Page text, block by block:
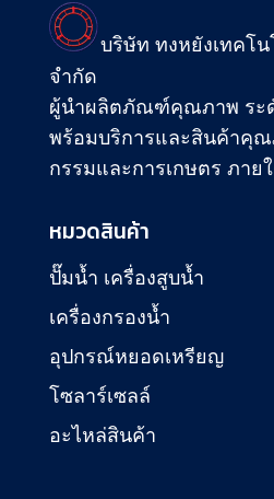
บริษัท ทงหยังเทคโน
จำกัด
ผู้นำผลิตภัณฑ์คุณภาพ ระ
พร้อมบริการและสินค้าคุ
กรรมและการเกษตร ภา
หมวดสินค้า
ปั๊มน้ำ เครื่องสูบน้ำ
เครื่องกรองน้ำ
อุปกรณ์หยอดเหรียญ
โซลาร์เซลล์
อะไหล่สินค้า